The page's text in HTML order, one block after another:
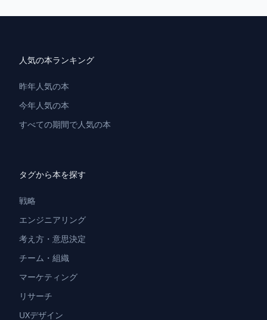
人気の本ランキング
昨年人気の本
今年人気の本
すべての期間で人気の本
タグから本を探す
戦略
エンジニアリング
考え方・意思決定
チーム・組織
マーケティング
リサーチ
UXデザイン